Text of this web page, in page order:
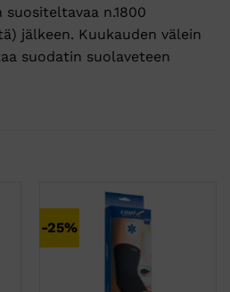
n.1800
jälkeen. Kuukauden välein
suodatin suolaveteen
-25%